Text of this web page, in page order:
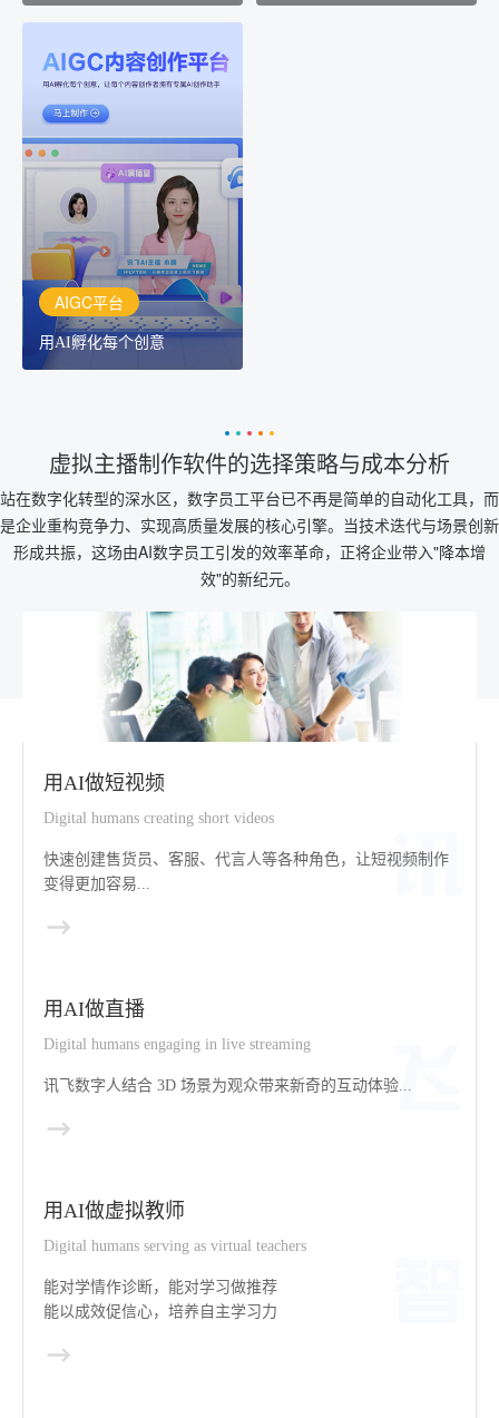
AIGC平台
用AI孵化每个创意
AIGC平台
用AI孵化每个创意
讯飞AIGC平台：让每个创
作者都拥有自己的专注AI
创作助手
虚拟主播制作软件的选择策略与成本分析
站在数字化转型的深水区，数字员工平台已不再是简单的自动化工具，而
是企业重构竞争力、实现高质量发展的核心引擎。当技术迭代与场景创新
形成共振，这场由AI数字员工引发的效率革命，正将企业带入"降本增
效"的新纪元。
用AI做短视频
Digital humans creating short videos
快速创建售货员、客服、代言人等各种角色，让短视频制作
变得更加容易...
用AI做直播
Digital humans engaging in live streaming
讯飞数字人结合 3D 场景为观众带来新奇的互动体验...
用AI做虚拟教师
Digital humans serving as virtual teachers
能对学情作诊断，能对学习做推荐
能以成效促信心，培养自主学习力